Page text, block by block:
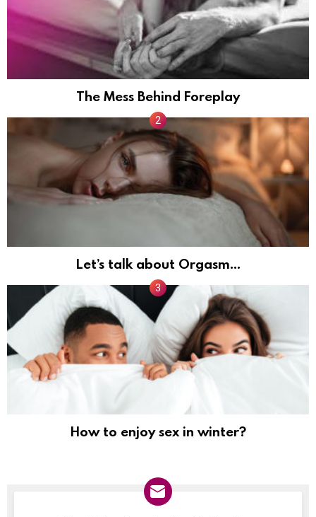
The Mess Behind Foreplay
Let’s talk about Orgasm…
How to enjoy sex in winter?